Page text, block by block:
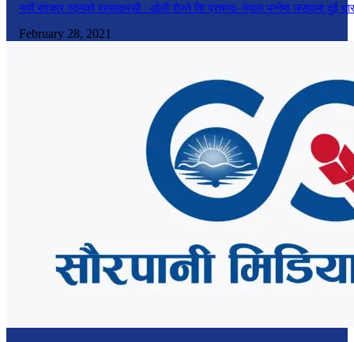
नयाँ सरकार गठनको रस्साकस्सी : ओली रोज्ने कि प्रचण्ड–नेपाल भन्नेमा जसपामा दुई धार
February 28, 2021